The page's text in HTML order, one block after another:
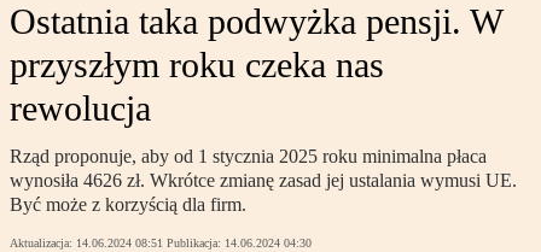
Ostatnia taka podwyżka pensji. W
przyszłym roku czeka nas
rewolucja
Rząd proponuje, aby od 1 stycznia 2025 roku minimalna płaca
wynosiła 4626 zł. Wkrótce zmianę zasad jej ustalania wymusi UE.
Być może z korzyścią dla firm.
Aktualizacja: 14.06.2024 08:51 Publikacja: 14.06.2024 04:30